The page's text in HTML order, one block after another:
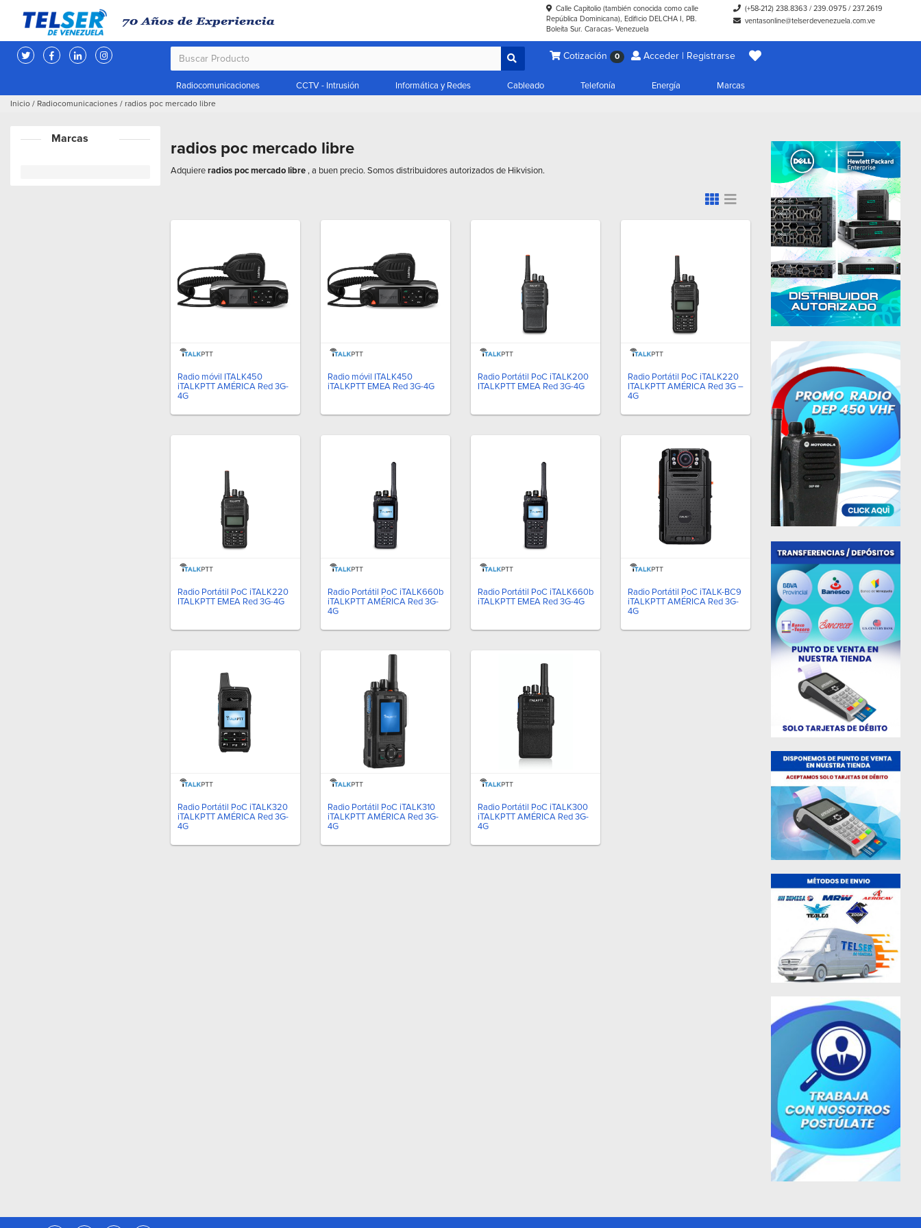
Calle Capitolio (también conocida como calle
República Dominicana), Edificio DELCHA I, PB.
Boleíta Sur. Caracas- Venezuela
(+58-212) 238.8363 /239.0975 /237.2619
ventasonline@telserdevenezuela.com.ve
Cotización 0 Acceder | Registrarse
Radiocomunicaciones CCTV - Intrusión Informática y Redes Cableado Telefonía Energía Marcas
Inicio / Radiocomunicaciones / radios poc mercado libre
Marcas radios poc mercado libre
Adquiereradios poc mercado libre, a buen precio. Somos distribuidores autorizados de Hikvision.
Radio móvil ITALK450
iTALKPTT AMÉRICA Red 3G-
4G
Radio móvil ITALK450
iTALKPTT EMEA Red 3G-4G
Radio Portátil PoC iTALK200
ITALKPTT EMEA Red 3G-4G
Radio Portátil PoC iTALK220
ITALKPTT AMÉRICA Red 3G –
4G
Radio Portátil PoC iTALK220
ITALKPTT EMEA Red 3G-4G
Radio Portátil PoC iTALK660b
iTALKPTT AMÉRICA Red 3G-
4G
Radio Portátil PoC iTALK660b
iTALKPTT EMEA Red 3G-4G
Radio Portátil PoC iTALK-BC9
iTALKPTT AMÉRICA Red 3G-
4G
Radio Portátil PoC iTALK320
iTALKPTT AMÉRICA Red 3G-
4G
Radio Portátil PoC iTALK310
iTALKPTT AMÉRICA Red 3G-
4G
Radio Portátil PoC iTALK300
iTALKPTT AMÉRICA Red 3G-
4G